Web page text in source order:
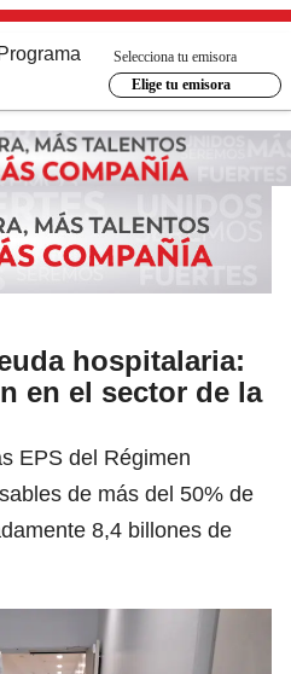
Programa
Selecciona tu emisora
Elige tu emisora
hospitalaria:
en el sector de la
EPS del Régimen
de más del 50% de
8,4 billones de